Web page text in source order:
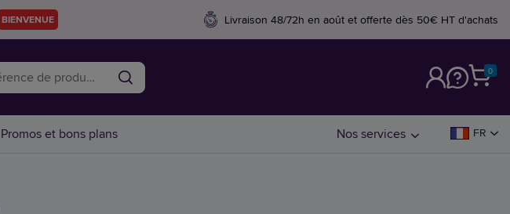
BIENVENUE Livraison 48/72h en août et offerte dès 50€ HT d'achats
0
Promos et bons plans Nos services FR